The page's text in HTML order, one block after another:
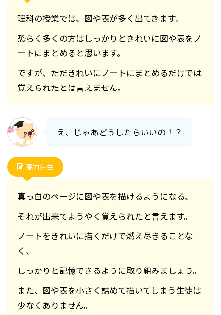
理科の授業では、図や表が多く出てきます。
恐らく多くの方はしっかりときれいに図や表をノ
ートにまとめると思います。
ですが、ただきれいにノートにまとめるだけでは
覚えられたとは言えません。
え、じゃあどうしたらいいの！？
高力先生
真っ白のページに図や表を描けるようになる、
それが出来てようやく覚えられたと言えます。
ノートをきれいに描くだけで燃え尽きることな
く、
しっかりと記憶できるように取り組みましょう。
また、図や表を小さく詰めて描いてしまう生徒は
少なくありません。